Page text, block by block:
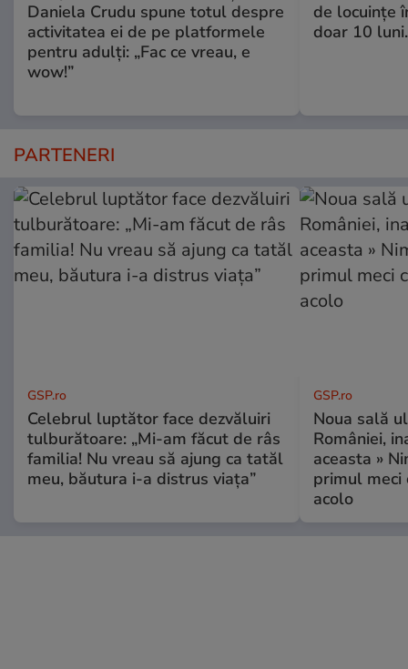
Daniela Crudu spune totul despre
activitatea ei de pe platformele
pentru adulți: „Fac ce vreau, e
wow!”
de locuinţe
doar 10
PARTENERI
GSP.ro
Celebrul luptător face dezvăluiri
tulburătoare: „Mi-am făcut de râs
familia! Nu vreau să ajung ca tatăl
meu, băutura i-a distrus viața”
GSP.ro
Noua sală
României,
aceasta »
primul meci
acolo